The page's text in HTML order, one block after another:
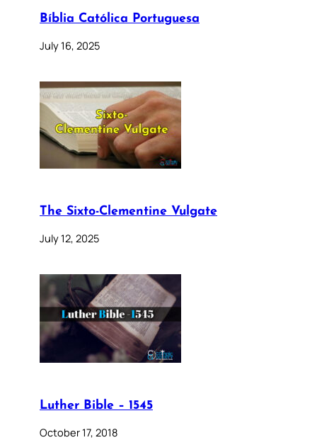
Bíblia Católica Portuguesa
July 16, 2025
The Sixto-Clementine Vulgate
July 12, 2025
Luther Bible – 1545
October 17, 2018